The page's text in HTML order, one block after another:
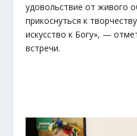
удовольствие от живого
прикоснуться к
искусство к Богу», —
встречи.